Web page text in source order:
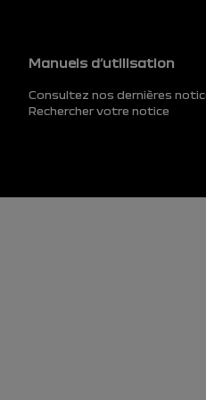
Pied de page
Manuels d’utilisation
Consultez nos dernières
Rechercher votre notice